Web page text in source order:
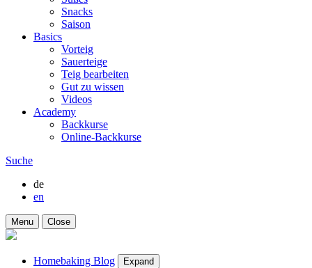
Snacks
Saison
Basics
Vorteig
Sauerteige
Teig bearbeiten
Gut zu wissen
Videos
Academy
Backkurse
Online-Backkurse
Suche
de
en
Menu Close
Homebaking Blog Expand